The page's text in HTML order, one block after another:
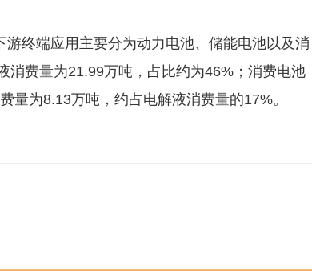
终端应用主要分为动力电池、储能电池以及消
消费量为21.99万吨，占比约为46%；消费电池
量为8.13万吨，约占电解液消费量的17%。